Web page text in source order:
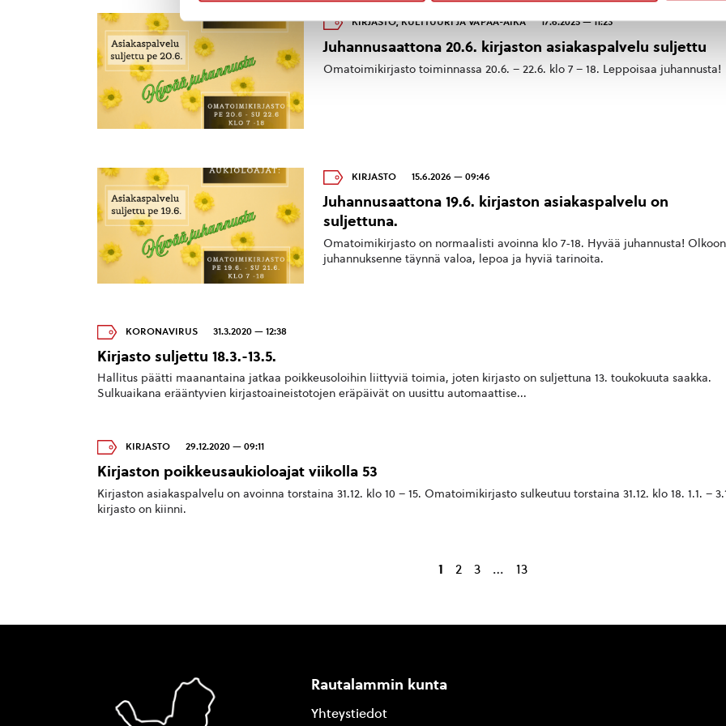
KIRJASTO,KULTTUURI JA VAPAA-AIKA 17.6.2025 — 11:23
Juhannusaattona 20.6. kirjaston asiakaspalvelu suljettu
Omatoimikirjasto toiminnassa 20.6. – 22.6. klo 7 – 18. Leppoisaa juhannusta!
KIRJASTO 15.6.2026 — 09:46
Juhannusaattona 19.6. kirjaston asiakaspalvelu on
suljettuna.
Omatoimikirjasto on normaalisti avoinna klo 7-18. Hyvää juhannusta! Olkoon
juhannuksenne täynnä valoa, lepoa ja hyviä tarinoita.
KORONAVIRUS 31.3.2020 — 12:38
Kirjasto suljettu 18.3.-13.5.
Hallitus päätti maanantaina jatkaa poikkeusoloihin liittyviä toimia, joten kirjasto on suljettuna 13. toukokuuta saakka.
Sulkuaikana erääntyvien kirjastoaineistotojen eräpäivät on uusittu automaattise...
KIRJASTO 29.12.2020 — 09:11
Kirjaston poikkeusaukioloajat viikolla 53
Kirjaston asiakaspalvelu on avoinna torstaina 31.12. klo 10 – 15. Omatoimikirjasto sulkeutuu torstaina 31.12. klo 18. 1.1. –
kirjasto on kiinni.
1 2 3 … 13
Rautalammin kunta
Yhteystiedot